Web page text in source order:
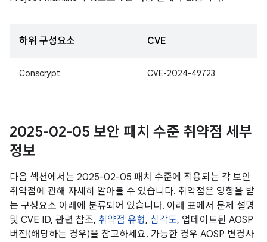
하위 구성요소 CVE
Conscrypt CVE-2024-49723
2025-02-05 보안 패치 수준 취약점 세부
정보
다음 섹션에서는 2025-02-05 패치 수준에 적용되는 각 보안
취약점에 관해 자세히 알아볼 수 있습니다. 취약점은 영향을 받
는 구성요소 아래에 분류되어 있습니다. 아래 표에서 문제 설명
및 CVE ID, 관련 참조, 취약점 유형, 심각도, 업데이트된 AOSP
버전(해당하는 경우)을 참고하세요. 가능한 경우 AOSP 변경사